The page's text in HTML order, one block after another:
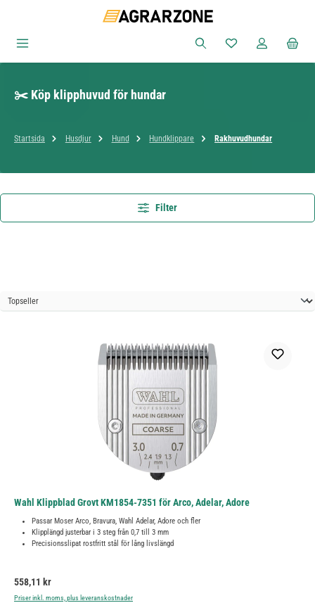
Du har 0 objekt i
✂️ Köp klipphuvud för hundar
Startsida Husdjur Hund Hundklippare Rakhuvudhundar
Filter
Wahl Klippblad Grovt KM1854-7351 för Arco, Adelar, Adore
Passar Moser Arco, Bravura, Wahl Adelar, Adore och fler
Klipplängd justerbar i 3 steg från 0,7 till 3 mm
Precisionsslipat rostfritt stål för lång livslängd
Ordinarie pris:
558,11 kr
Priser inkl. moms, plus leveranskostnader